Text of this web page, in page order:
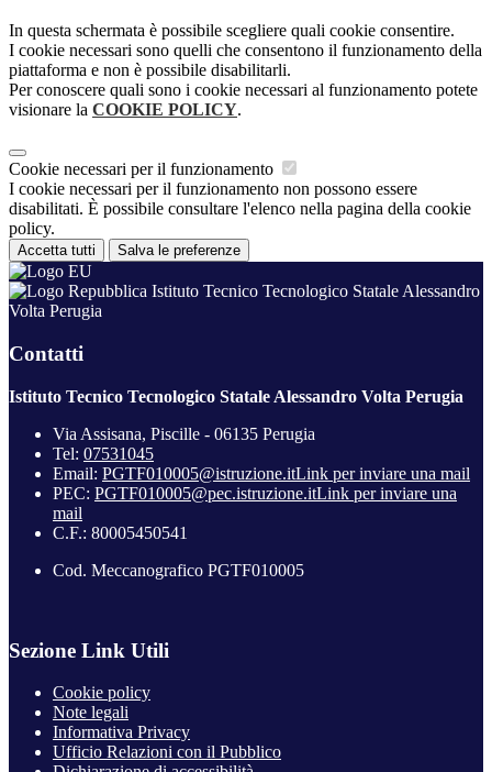
In questa schermata è possibile scegliere quali cookie consentire.
I cookie necessari sono quelli che consentono il funzionamento della
piattaforma e non è possibile disabilitarli.
Per conoscere quali sono i cookie necessari al funzionamento potete
visionare la COOKIE POLICY.
Cookie necessari per il funzionamento
I cookie necessari per il funzionamento non possono essere
disabilitati. È possibile consultare l'elenco nella pagina della cookie
policy.
Accetta tutti Salva le preferenze
Istituto Tecnico Tecnologico Statale Alessandro
Volta Perugia
Contatti
Istituto Tecnico Tecnologico Statale Alessandro Volta Perugia
Via Assisana, Piscille - 06135 Perugia
Tel: 07531045
Email: PGTF010005@istruzione.itLink per inviare una mail
PEC: PGTF010005@pec.istruzione.itLink per inviare una
mail
C.F.: 80005450541
Cod. Meccanografico PGTF010005
Sezione Link Utili
Cookie policy
Note legali
Informativa Privacy
Ufficio Relazioni con il Pubblico